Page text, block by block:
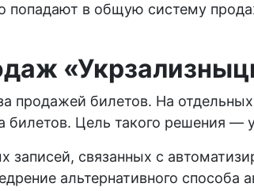
попадают в общую систему
продажей билетов. На
билетов. Цель такого решения
связанных с
альтернативного